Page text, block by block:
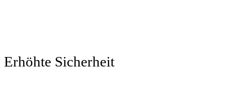
Erhöhte Sicherheit